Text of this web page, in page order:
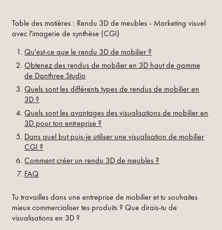
Table des matières : Rendu 3D de meubles - Marketing visuel
avec l'imagerie de synthèse (CGI)
Qu'est-ce que le rendu 3D de mobilier ?
Obtenez des rendus de mobilier en 3D haut de gamme
de Danthree Studio
Quels sont les différents types de rendus de mobilier en
3D ?
Quels sont les avantages des visualisations de mobilier en
3D pour ton entreprise ?
Dans quel but puis-je utiliser une visualisation de mobilier
CGI ?
Comment créer un rendu 3D de meubles ?
FAQ
Tu travailles dans une entreprise de mobilier et tu souhaites
mieux commercialiser tes produits ? Que dirais-tu de
visualisations en 3D ?